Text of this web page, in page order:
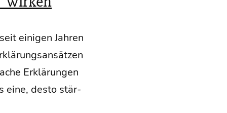
eini­gen Jah­ren
Erklä­run­gen
eine, des­to stär­